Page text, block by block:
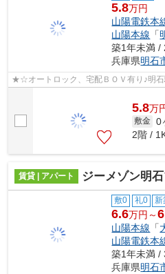
5.8万円
山陽電鉄本
山陽本線 「
築1年未満 /
兵庫県明石
★☆オートロック、宅配ＢＯＶ有り♪明
5.8万
敷金 0
2階 /
賃貸 | アパート ジーメゾン明
敷0 礼0 新
6.6万円～
山陽本線 「
山陽電鉄本
築1年未満 /
兵庫県明石